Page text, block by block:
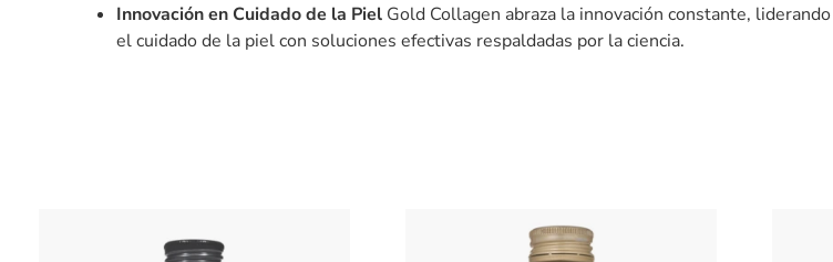
Innovación en Cuidado de la Piel Gold Collagen abraza la innovación constante, liderando
el cuidado de la piel con soluciones efectivas respaldadas por la ciencia.